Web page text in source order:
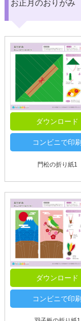
お正月のおりがみ
ダウンロード
コンビニで印刷
門松の折り紙1
ダウンロード
コンビニで印刷